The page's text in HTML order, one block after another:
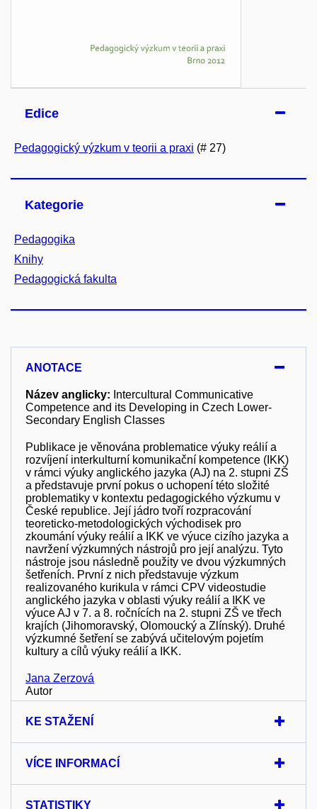
Edice
Pedagogický výzkum v teorii a praxi (# 27)
Kategorie
Pedagogika
Knihy
Pedagogická fakulta
ANOTACE
Název anglicky: Intercultural Communicative
Competence and its Developing in Czech Lower-
Secondary English Classes
Publikace je věnována problematice výuky reálií a
rozvíjení interkulturní komunikační kompetence (IKK)
v rámci výuky anglického jazyka (AJ) na 2. stupni ZŠ
a představuje první pokus o uchopení této složité
problematiky v kontextu pedagogického výzkumu v
České republice. Její jádro tvoří rozpracování
teoreticko-metodologických východisek pro
zkoumání výuky reálií a IKK ve výuce cizího jazyka a
navržení výzkumných nástrojů pro její analýzu. Tyto
nástroje jsou následně použity ve dvou výzkumných
šetřeních. První z nich představuje výzkum
realizovaného kurikula v rámci CPV videostudie
anglického jazyka v oblasti výuky reálií a IKK ve
výuce AJ v 7. a 8. ročnících na 2. stupni ZŠ ve třech
krajích (Jihomoravský, Olomoucký a Zlínský). Druhé
výzkumné šetření se zabývá učitelovým pojetím
kultury a cílů výuky reálií a IKK.
Jana Zerzová
Autor
KE STAŽENÍ
VÍCE INFORMACÍ
STATISTIKY